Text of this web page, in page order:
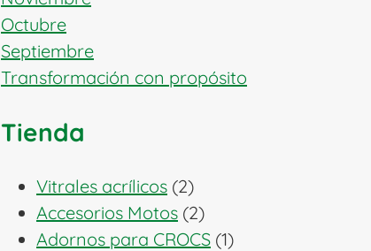
Octubre
Septiembre
Transformación con propósito
Tienda
Vitrales acrílicos 22
productos
Accesorios Motos 22
productos
Adornos para CROCS 11